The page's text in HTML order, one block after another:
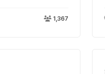
1,367